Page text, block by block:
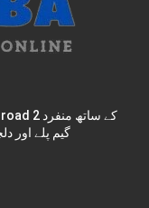
گیم پلے اور